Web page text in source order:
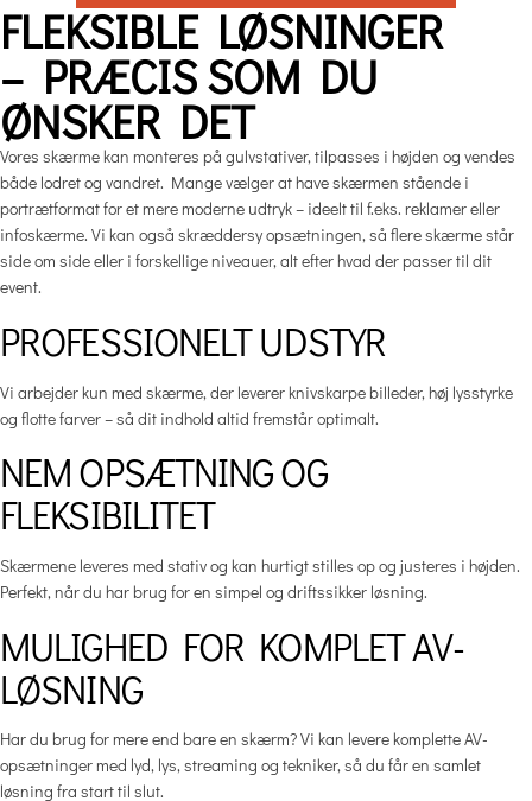
FLEKSIBLE LØSNINGER
– PRÆCIS SOM DU
ØNSKER DET
Vores skærme kan monteres på gulvstativer, tilpasses i højden og vendes
både lodret og vandret. Mange vælger at have skærmen stående i
portrætformat for et mere moderne udtryk – ideelt til f.eks. reklamer eller
infoskærme. Vi kan også skræddersy opsætningen, så flere skærme står
side om side eller i forskellige niveauer, alt efter hvad der passer til dit
event.
PROFESSIONELT UDSTYR
Vi arbejder kun med skærme, der leverer knivskarpe billeder, høj lysstyrke
og flotte farver – så dit indhold altid fremstår optimalt.
NEM OPSÆTNING OG
FLEKSIBILITET
Skærmene leveres med stativ og kan hurtigt stilles op og justeres i højden.
Perfekt, når du har brug for en simpel og driftssikker løsning.
MULIGHED FOR KOMPLET AV-
LØSNING
Har du brug for mere end bare en skærm? Vi kan levere komplette AV-
opsætninger med lyd, lys, streaming og tekniker, så du får en samlet
løsning fra start til slut.